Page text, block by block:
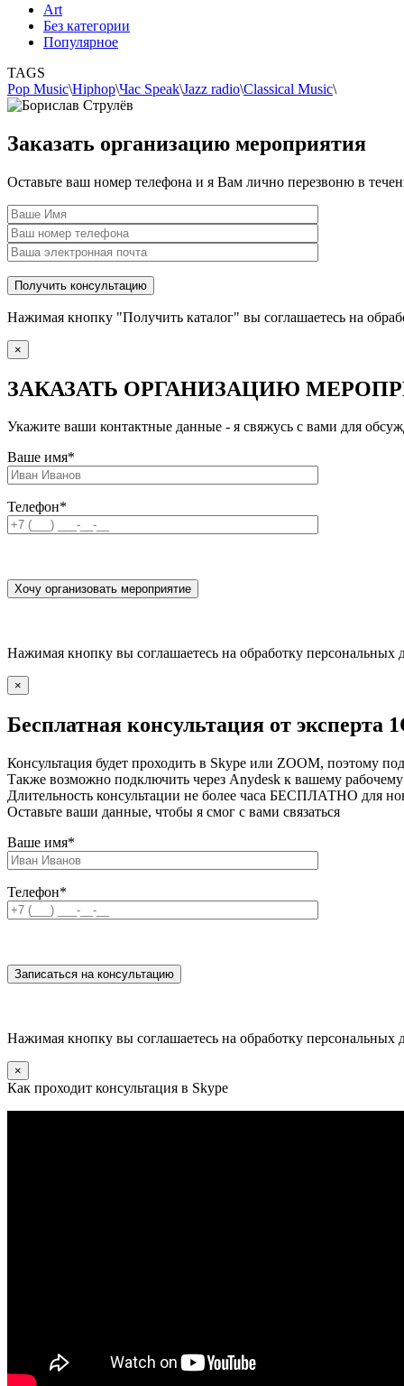
Art
Без категории
Популярное
TAGS
Pop Music\Hiphop\Час Speak\Jazz radio\Classical Music\
Заказать организацию мероприятия
Оставьте ваш номер телефона и я Вам лично перезвоню в
Нажимая кнопку "Получить каталог" вы соглашаетесь на
×
ЗАКАЗАТЬ ОРГАНИЗАЦИЮ
Укажите ваши контактные данные - я свяжусь с вами для
Ваше имя*
Телефон*
Нажимая кнопку вы соглашаетесь на обработку
×
Бесплатная консультация от эксперта
Консультация будет проходить в Skype или ZOOM, поэтому
Также возможно подключить через Anydesk к вашему рабочему
Длительность консультации не более часа БЕСПЛАТНО для
Оставьте ваши данные, чтобы я смог с вами связаться
Ваше имя*
Телефон*
Нажимая кнопку вы соглашаетесь на обработку
×
Как проходит консультация в Skype